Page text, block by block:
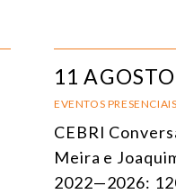
11
EVENTOS PRESENCIAIS
CEBRI
Meira e
2022—2026: